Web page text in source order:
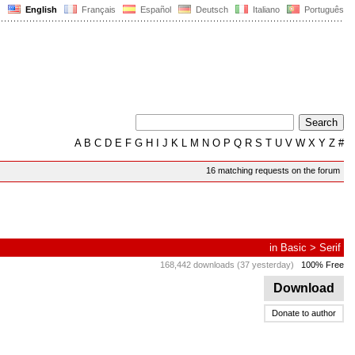
English Français Español Deutsch Italiano Português
AB C D E F G H J K L M N O P Q R S T U V W X Y Z #
16 matching requests on the forum
in Basic > Serif
168,442 downloads (37 yesterday) 100% Free
Download
Donate to author